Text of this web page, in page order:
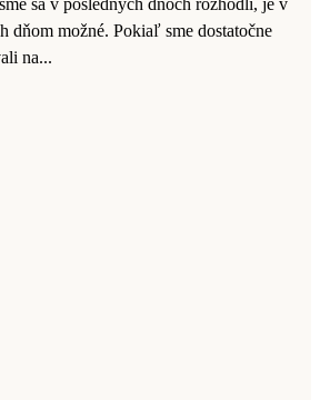
sa v posledných dňoch rozhodli, je v
dňom možné. Pokiaľ sme dostatočne
na...